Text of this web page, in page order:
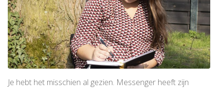
Je hebt het misschien al gezien. Messenger heeft zijn